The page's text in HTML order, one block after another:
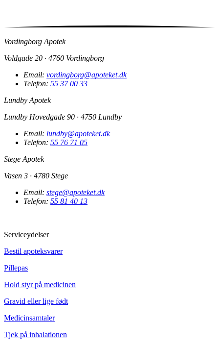
Vordingborg Apotek
Voldgade 20 · 4760 Vordingborg
Email: vordingborg@apoteket.dk
Telefon: 55 37 00 33
Lundby Apotek
Lundby Hovedgade 90 · 4750 Lundby
Email: lundby@apoteket.dk
Telefon: 55 76 71 05
Stege Apotek
Vasen 3 · 4780 Stege
Email: stege@apoteket.dk
Telefon: 55 81 40 13
Serviceydelser
Bestil apoteksvarer
Pillepas
Hold styr på medicinen
Gravid eller lige født
Medicinsamtaler
Tjek på inhalationen